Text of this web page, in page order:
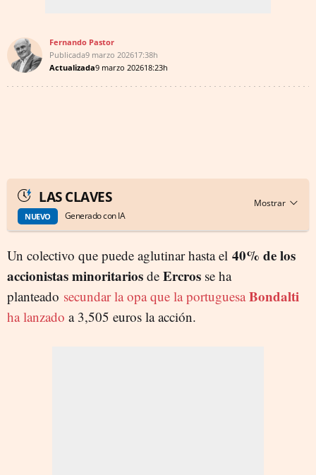
Fernando Pastor
Publicada9 marzo 202617:38h
Actualizada9 marzo 202618:23h
LAS CLAVES
NUEVO Generado con IA
Un colectivo que puede aglutinar hasta el 40% de los
accionistas minoritarios de Ercros se ha
planteado secundar la opa que la portuguesaBondalti
ha lanzado a 3,505 euros la acción.